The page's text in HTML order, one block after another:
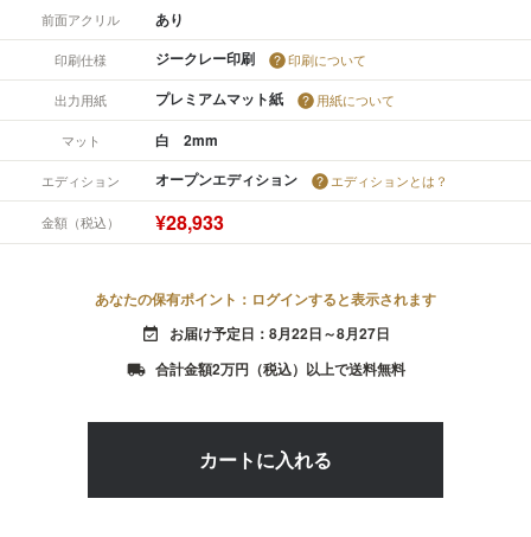
前面アクリル あり
印刷仕様 ジークレー印刷 印刷について
出力用紙 プレミアムマット紙 用紙について
マット 白 2mm
エディション オープンエディション エディションとは？
金額（税込） ¥28,933
あなたの保有ポイント：ログインすると表示されます
event_available お届け予定日：8月22日～8月27日
local_shipping 合計金額2万円（税込）以上で送料無料